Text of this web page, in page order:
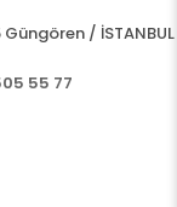
/ İSTANBUL
55 77